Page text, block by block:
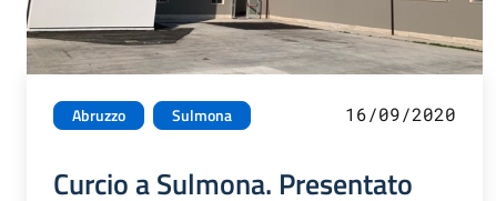
Abruzzo Sulmona 16/09/2020
Curcio a Sulmona. Presentato